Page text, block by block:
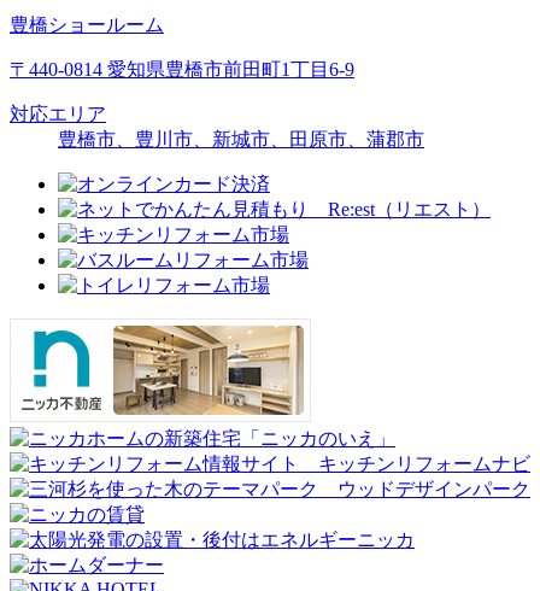
豊橋ショールーム
〒440-0814 愛知県豊橋市前田町1丁目6-9
対応エリア
豊橋市、豊川市、新城市、田原市、蒲郡市